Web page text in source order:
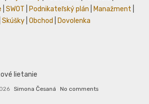
SWOT Podnikateľský plán Manažment
Skúšky Obchod Dovolenka
lietanie
Simona Česaná No comments